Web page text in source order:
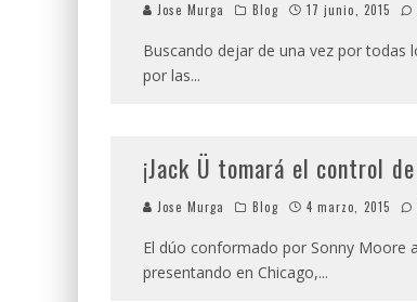
Jose Murga Blog 17 junio, 2015
Buscando dejar de una vez por
por las...
¡Jack Ü tomará el control
Jose Murga Blog 4 marzo, 2015
El dúo conformado por Sonny Moore
presentando en Chicago,...